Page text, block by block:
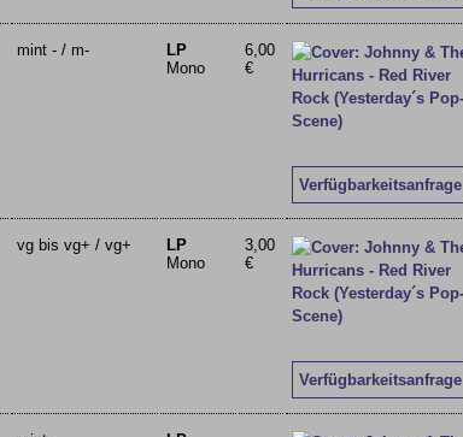
mint - / m-
LP
Mono
6,00
€
Verfügbarkeitsanfrage
vg bis vg+ / vg+
LP
Mono
3,00
€
Verfügbarkeitsanfrage